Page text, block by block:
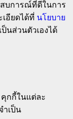
บการณ์ที่ดีในการ
อียดได้ที่ นโยบาย
นส่วนตัวเองได้
กกี้ในแต่ละ
ำเป็น